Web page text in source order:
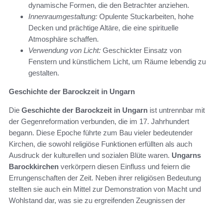
dynamische Formen, die den Betrachter anziehen.
Innenraumgestaltung: Opulente Stuckarbeiten, hohe
Decken und prächtige Altäre, die eine spirituelle
Atmosphäre schaffen.
Verwendung von Licht: Geschickter Einsatz von
Fenstern und künstlichem Licht, um Räume lebendig zu
gestalten.
Geschichte der Barockzeit in Ungarn
Die Geschichte der Barockzeit in Ungarn ist untrennbar mit
der Gegenreformation verbunden, die im 17. Jahrhundert
begann. Diese Epoche führte zum Bau vieler bedeutender
Kirchen, die sowohl religiöse Funktionen erfüllten als auch
Ausdruck der kulturellen und sozialen Blüte waren. Ungarns
Barockkirchen verkörpern diesen Einfluss und feiern die
Errungenschaften der Zeit. Neben ihrer religiösen Bedeutung
stellten sie auch ein Mittel zur Demonstration von Macht und
Wohlstand dar, was sie zu ergreifenden Zeugnissen der